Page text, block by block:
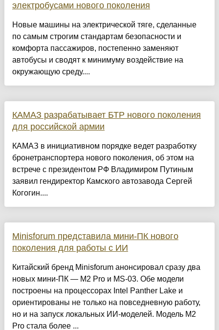
электробусами нового поколения
Новые машины на электрической тяге, сделанные
по самым строгим стандартам безопасности и
комфорта пассажиров, постепенно заменяют
автобусы и сводят к минимуму воздействие на
окружающую среду....
КАМАЗ разрабатывает БТР нового поколения
для российской армии
КАМАЗ в инициативном порядке ведет разработку
бронетранспортера нового поколения, об этом на
встрече с президентом РФ Владимиром Путиным
заявил гендиректор Камского автозавода Сергей
Когогин....
Minisforum представила мини-ПК нового
поколения для работы с ИИ
Китайский бренд Minisforum анонсировал сразу два
новых мини-ПК — M2 Pro и MS-03. Обе модели
построены на процессорах Intel Panther Lake и
ориентированы не только на повседневную работу,
но и на запуск локальных ИИ-моделей. Модель M2
Pro стала более ...